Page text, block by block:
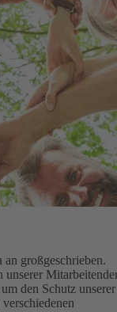
großgeschrieben.
unserer
den Schutz unserer